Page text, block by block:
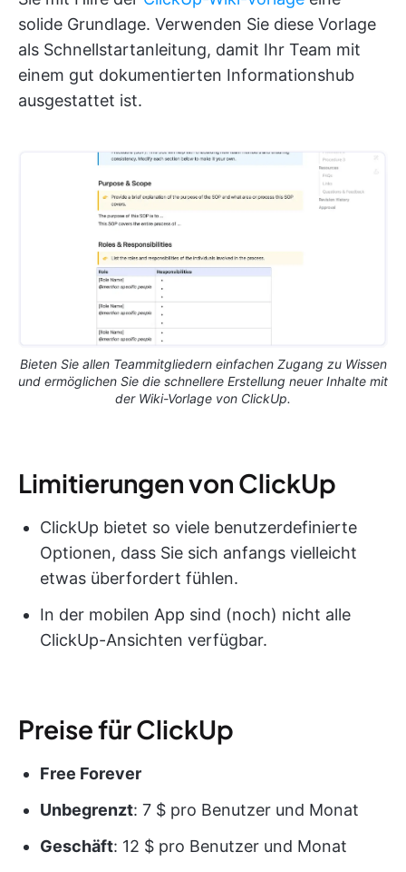
solide Grundlage. Verwenden Sie diese Vorlage
als Schnellstartanleitung, damit Ihr Team mit
einem gut dokumentierten Informationshub
ausgestattet ist.
Bieten Sie allen Teammitgliedern einfachen Zugang zu Wissen
und ermöglichen Sie die schnellere Erstellung neuer Inhalte mit
der Wiki-Vorlage von ClickUp.
Limitierungen von ClickUp
ClickUp bietet so viele benutzerdefinierte
Optionen, dass Sie sich anfangs vielleicht
etwas überfordert fühlen.
In der mobilen App sind (noch) nicht alle
ClickUp-Ansichten verfügbar.
Preise für ClickUp
Free Forever
Unbegrenzt: 7 $ pro Benutzer und Monat
Geschäft: 12 $ pro Benutzer und Monat